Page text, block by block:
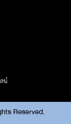
Reserved.